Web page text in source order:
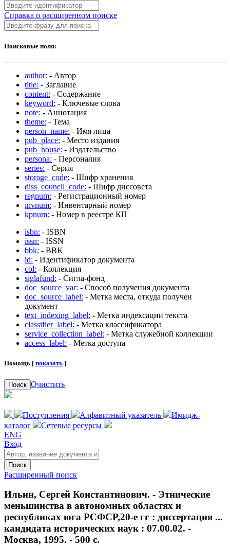
Справка о расширенном поиске
Поисковые поля:
author: - Автор
title: - Заглавие
content: - Содержание
keyword: - Ключевые слова
note: - Аннотация
theme: - Тема
person_name: - Имя лица
pub_place: - Место издания
pub_house: - Издательство
persona: - Персоналия
series: - Серия
storage_code: - Шифр хранения
diss_council_code: - Шифр диссовета
regnum: - Регистрационный номер
invnum: - Инвентарный номер
kpnum: - Номер в реестре КП
isbn: - ISBN
issn: - ISSN
bbk: - BBK
id: - Идентификатор документа
col: - Коллекция
siglafund: - Сигла-фонд
doc_source_var: - Способ получения документа
doc_source_label: - Метка места, откуда получен
документ
text_indexing_label: - Метка индексации текста
classifier_label: - Метка классификатора
service_collection_label: - Метка служебной коллекции
access_label: - Метка доступа
Помощь [ показать ]
Поиск Очистить
Поступления Алфавитный указатель
Имидж-
каталог
Сетевые ресурсы
ENG
Вход
Поиск
Расширенный поиск
Ильин, Сергей Константинович. - Этнические
меньшинства в автономных областях и
республиках юга РСФСР,20-е гг : диссертация ...
кандидата исторических наук : 07.00.02. -
Москва, 1995. - 500 с.